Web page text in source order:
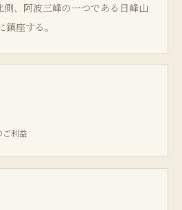
、阿波三峰の一つである日峰山
鎮座する。
利益